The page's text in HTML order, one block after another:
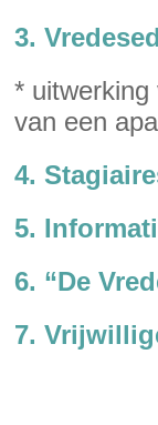
3.
* uitwerking
van een
4.
5.
6. “De
7.